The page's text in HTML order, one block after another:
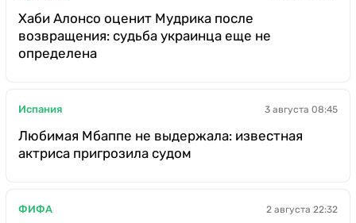
Хаби Алонсо оценит Мудрика после
возвращения: судьба украинца еще не
определена
Испания 3 августа 08:45
Любимая Мбаппе не выдержала: известная
актриса пригрозила судом
ФИФА 2 августа 22:32